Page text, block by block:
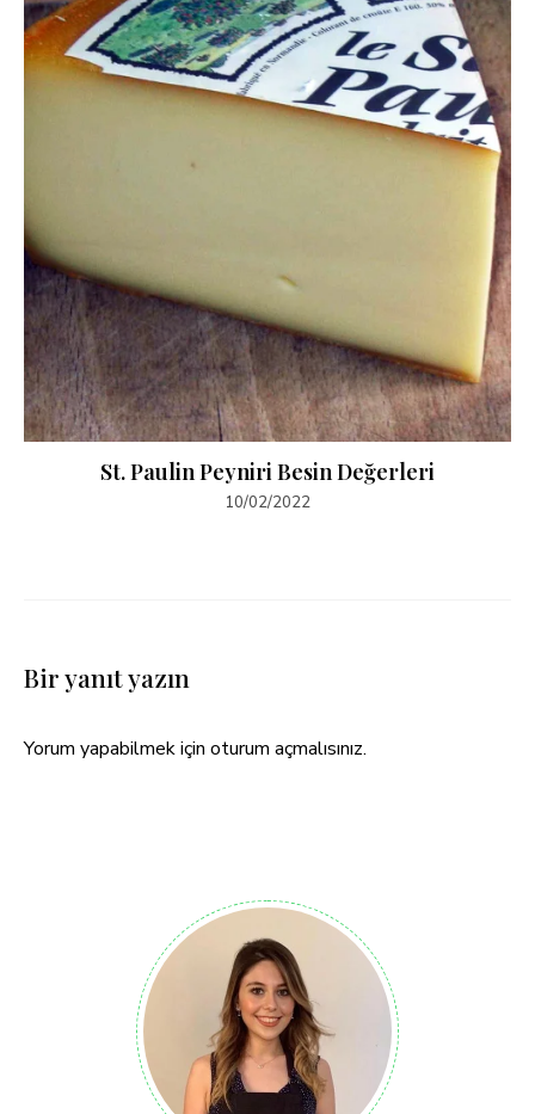
St. Paulin Peyniri Besin Değerleri
10/02/2022
Bir yanıt yazın
Yorum yapabilmek için oturum açmalısınız.